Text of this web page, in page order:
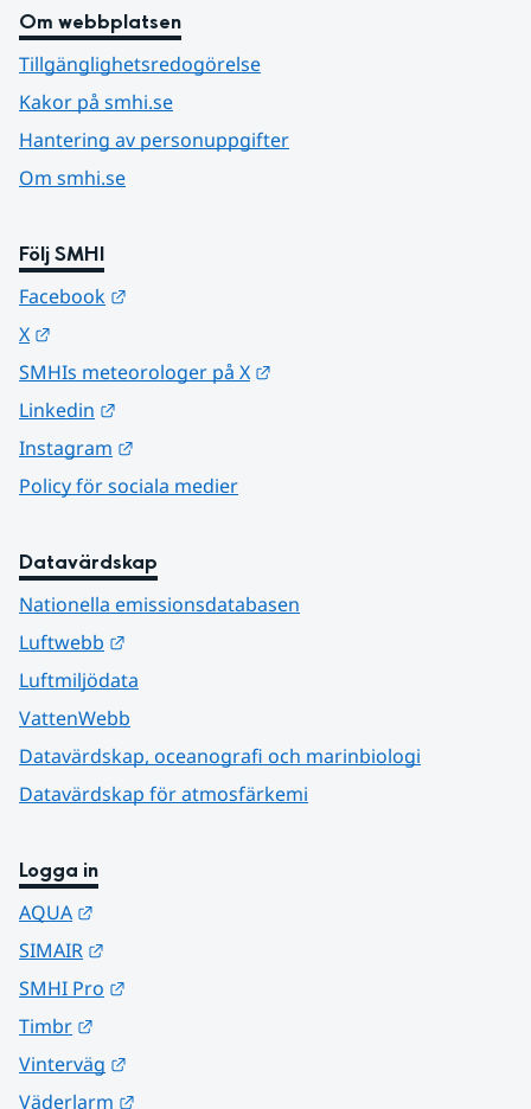
Om webbplatsen
Tillgänglighetsredogörelse
Kakor på smhi.se
Hantering av personuppgifter
Om smhi.se
Följ SMHI
Facebook
X
SMHIs meteorologer på X
Linkedin
Instagram
Policy för sociala medier
Datavärdskap
Nationella emissionsdatabasen
Luftwebb
Luftmiljödata
VattenWebb
Datavärdskap, oceanografi och marinbiologi
Datavärdskap för atmosfärkemi
Logga in
AQUA
SIMAIR
SMHI Pro
Timbr
Vinterväg
Väderlarm